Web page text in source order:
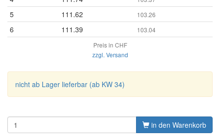
5 111.62 103.26
6 111.39
103.04
Preis in CHF
zzgl. Versand
nicht ab Lager lieferbar (ab KW 34)
in den Warenkorb